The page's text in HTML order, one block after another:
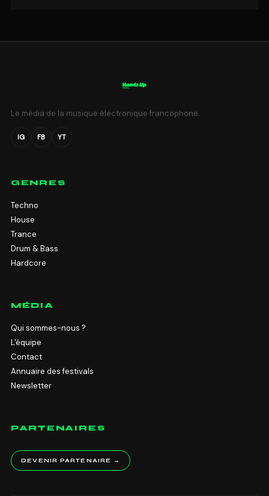
Le média de la musique électronique francophone.
IG FB YT
GENRES
Techno
House
Trance
Drum & Bass
Hardcore
MÉDIA
Qui sommes-nous ?
L'équipe
Contact
Annuaire des festivals
Newsletter
PARTENAIRES
DEVENIR PARTENAIRE →